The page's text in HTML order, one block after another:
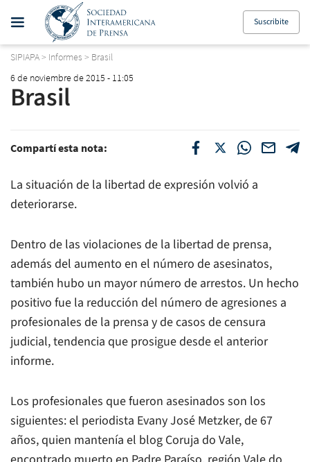
Suscribite
SIPIAPA> Informes > Brasil
6 de noviembre de 2015 - 11:05
Brasil
Compartí esta nota:
La situación de la libertad de expresión volvió a
deteriorarse.
Dentro de las violaciones de la libertad de prensa,
además del aumento en el número de asesinatos,
también hubo un mayor número de arrestos. Un hecho
positivo fue la reducción del número de agresiones a
profesionales de la prensa y de casos de censura
judicial, tendencia que prosigue desde el anterior
informe.
Los profesionales que fueron asesinados son los
siguientes: el periodista Evany José Metzker, de 67
años, quien mantenía el blog Coruja do Vale,